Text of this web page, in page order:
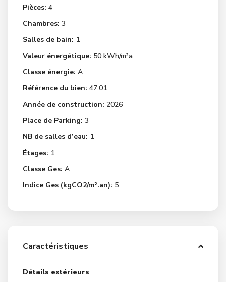
Pièces: 4
Chambres: 3
Salles de bain: 1
Valeur énergétique: 50 kWh/m²a
Classe énergie: A
Référence du bien: 47.01
Année de construction: 2026
Place de Parking: 3
NB de salles d’eau: 1
Étages: 1
Classe Ges: A
Indice Ges (kgCO2/m².an): 5
Caractéristiques
Détails extérieurs